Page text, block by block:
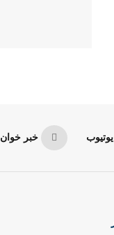
یوتیوب خبر خوان RSS